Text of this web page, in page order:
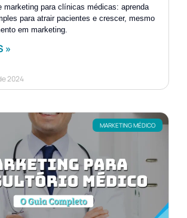
marketing para clínicas médicas: aprenda
para atrair pacientes e crescer, mesmo
em marketing.
»
2024
MARKETING MÉDICO